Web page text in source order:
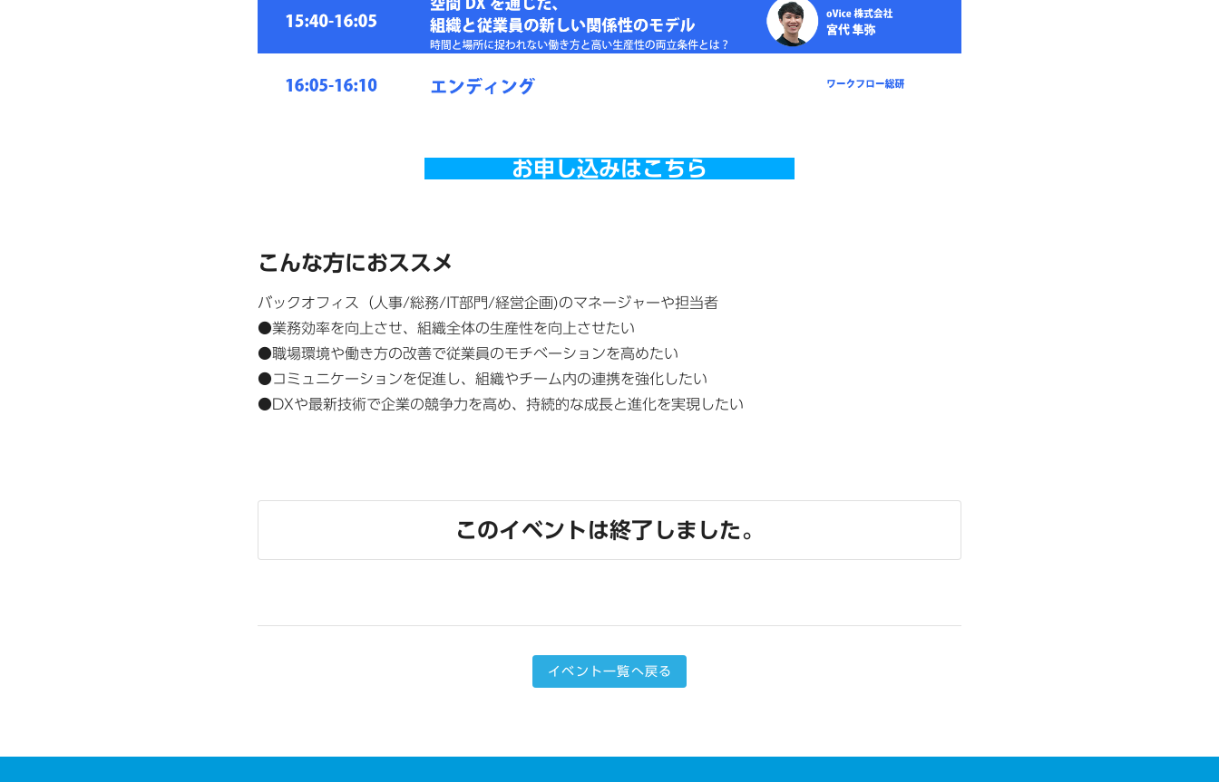
お申し込みはこちら
こんな方におススメ
バックオフィス（人事/総務/IT部門/経営企画)のマネージャーや担当者
●業務効率を向上させ、組織全体の生産性を向上させたい
●職場環境や働き方の改善で従業員のモチベーションを高めたい
●コミュニケーションを促進し、組織やチーム内の連携を強化したい
●DXや最新技術で企業の競争力を高め、持続的な成長と進化を実現したい
このイベントは終了しました。
イベント一覧へ戻る